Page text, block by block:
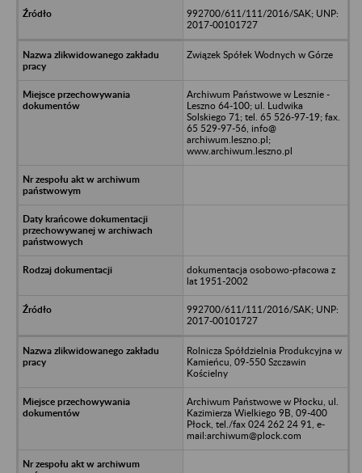
992700/611/111/2016/SAK; UNP:
2017-00101727
Związek Spółek Wodnych w Górze
Archiwum Państwowe w Lesznie -
Leszno 64-100; ul. Ludwika
Solskiego 71; tel. 65 526-97-19; fax.
65 529-97-56, info@
archiwum.leszno.pl;
www.archiwum.leszno.pl
dokumentacja osobowo-płacowa z
lat 1951-2002
992700/611/111/2016/SAK; UNP:
2017-00101727
Rolnicza Spółdzielnia Produkcyjna w
Kamieńcu, 09-550 Szczawin
Kościelny
Archiwum Państwowe w Płocku, ul.
Kazimierza Wielkiego 9B, 09-400
Płock, tel./fax 024 262 24 91, e-
mail:archiwum@plock.com